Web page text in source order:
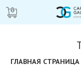
ГЛАВНАЯ СТРАНИЦА